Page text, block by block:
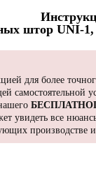
штор UNI-
для более
увидеть все
производстве